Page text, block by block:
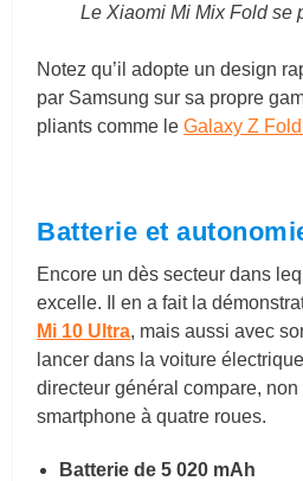
Le Xiaomi Mi Mix Fold se
Notez qu’il adopte un design
par Samsung sur sa propre
pliants comme leGalaxy Z
Batterie et
Encore un dès secteur dans
excelle. Il en a fait la
Mi 10 Ultra, mais aussi avec
lancer dans la voiture
directeur général compare, non
smartphone à quatre roues.
Batterie de 5 020 mAh